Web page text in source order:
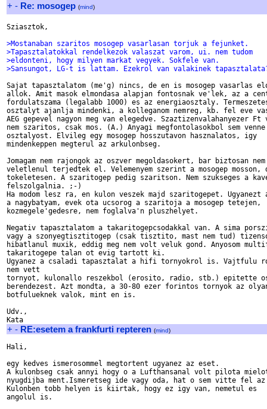
+ - Re: mosogep (mind)
Sziasztok,
>Mostanaban szaritos mosogep vasarlasan torjuk a fejunket.
>Tapasztalatokkal rendelkezok valaszat varom, ui. nem tudom
>eldonteni, hogy milyen markat vegyek. Sokfele van.
>Sansungot, LG-t is lattam. Ezekrol van valakinek
Sajat tapasztalatom (me'g) nincs, de en is mosogep vasarlas
allok. Amit masok elmondasa alapjan fontosnak ve'lek, az a
fordulatszama (legalabb 1000) es az energiaosztaly.
osztalyt ajanlja mindenki, a kolleganom nemreg, kb. fel eve
AEG gepevel nagyon meg van elegedve. Szaztizenvalahanyezer
nem szaritos, csak mos. (A.) Anyagi megfontolasokbol sem
osztalyost. Elvileg egy mosogep hosszutavon hasznalatos, igy
mindenkeppen megterul az arkulonbseg.
Jomagam nem rajongok az oszver megoldasokert, bar biztosan nem
veletlenul terjedtek el. Velemenyem szerint a mosogep mosson,
tokeletesen. A szaritogep pedig szaritson. Nem szukseges a
felszolgalnia. ;-)
Ha modom lesz ra, en kulon veszek majd szaritogepet.
a nagybatyam, evek ota ucsorog a szaritoja a mosogep tetejen,
kozmegele'gedesre, nem foglalva'n pluszhelyet.
Negativ tapasztalatom a takaritogepcsodakkal van. A sima
vagy a szonyegtisztitogep (csak tisztito, mast nem tud)
hibatlanul muxik, eddig meg nem volt veluk gond. Anyosom
takaritogepe talan ot evig tartott ki.
Ugyanez a csaladi tapasztalat a hifi tornyokrol is. Vajtfulu
nem vett
tornyot, kulonallo reszekbol (erosito, radio, stb.) epitette
berendezest. Azt mondta, a 30-80 ezer forintos tornyok az
botfulueknek valok, mint en is.
Udv.,
+ - RE:esetem a frankfurti repteren (mind)
Hali,
egy kedves ismerosommel megtortent ugyanez az eset.
A kulonbseg csak annyi hogy o a Lufthansanal volt pilota
nyugdijba ment.Ismeretseg ide vagy oda, hat o sem vitte fel
Kulonben tobb helyen is kiirtak, hogy ez igy van, nemetul es
angolul is.